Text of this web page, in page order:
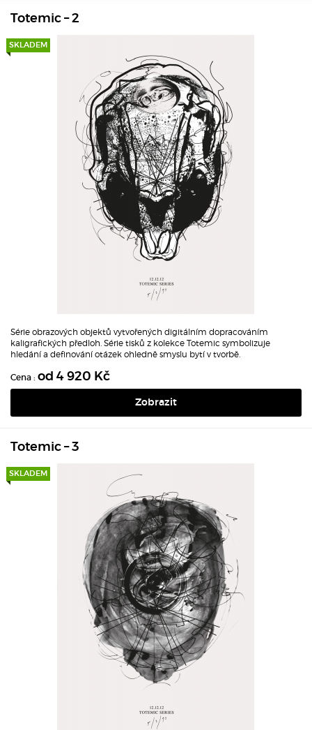
Totemic – 2
SKLADEM
Série obrazových objektů vytvořených digitálním dopracováním
kaligrafických předloh. Série tisků z kolekce Totemic symbolizuje
hledání a definování otázek ohledně smyslu bytí v tvorbě.
Cena : od 4 920 Kč
Zobrazit
Totemic – 3
SKLADEM